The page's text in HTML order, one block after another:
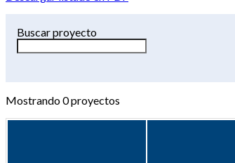
Buscar proyecto
Mostrando0proyectos